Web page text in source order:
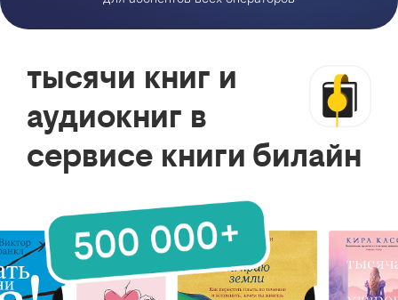
тысячи книг и
аудиокниг в
сервисе книги билайн